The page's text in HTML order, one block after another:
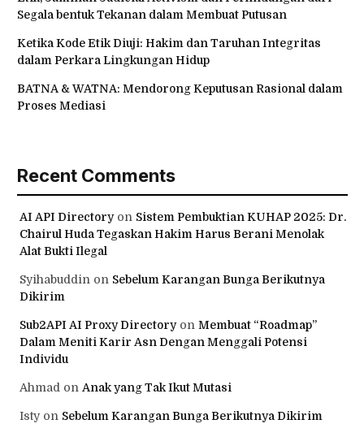
Segala bentuk Tekanan dalam Membuat Putusan
Ketika Kode Etik Diuji: Hakim dan Taruhan Integritas
dalam Perkara Lingkungan Hidup
BATNA & WATNA: Mendorong Keputusan Rasional dalam
Proses Mediasi
Recent Comments
AI API Directoryon Sistem Pembuktian KUHAP 2025: Dr.
Chairul Huda Tegaskan Hakim Harus Berani Menolak
Alat Bukti Ilegal
Syihabuddin on Sebelum Karangan Bunga Berikutnya
Dikirim
Sub2API AI Proxy Directoryon Membuat “Roadmap”
Dalam Meniti Karir Asn Dengan Menggali Potensi
Individu
Ahmad on Anak yang Tak Ikut Mutasi
Istyon Sebelum Karangan Bunga Berikutnya Dikirim